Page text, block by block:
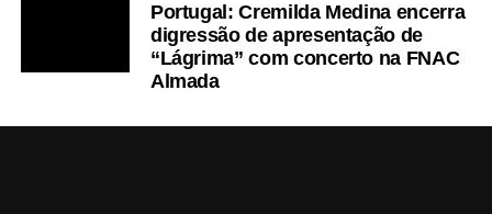
Portugal: Cremilda Medina encerra
digressão de apresentação de
“Lágrima” com concerto na FNAC
Almada